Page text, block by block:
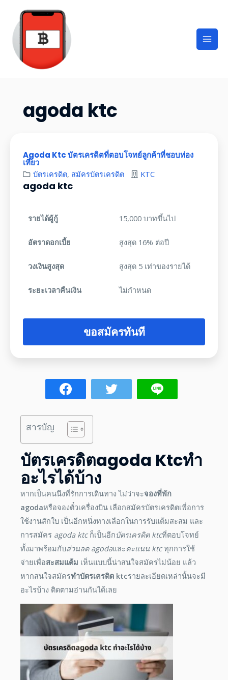
agoda ktc
Agoda Ktc บัตรเครดิตที่ตอบโจทย์ลูกค้าที่ชอบท่อง
เที่ยว
บัตรเครดิต, สมัครบัตรเครดิต KTC
agoda ktc
รายได้ผู้กู้ 15,000 บาทขึ้นไป
อัตราดอกเบี้ย สูงสุด 16% ต่อปี
วงเงินสูงสุด สูงสุด 5 เท่าของรายได้
ระยะเวลาคืนเงิน ไม่กำหนด
ขอสมัครทันที
สารบัญ
บัตรเครดิตAgoda Ktcทำ
อะไรได้บ้าง
หากเป็นคนนึงที่รักการเดินทาง ไม่ว่าจะจองที่พัก
agodaหรือจองตั๋วเครื่องบิน เลือกสมัครบัตรเครดิตเพื่อการ
ใช้งานสักใบ เป็นอีกหนึ่งทางเลือกในการรับแต้มสะสม และ
การสมัคร agoda ktc ก็เป็นอีกบัตรเครดิต ktcที่ตอบโจทย์
ทั้งมาพร้อมกับส่วนลด agodaและคะแนน ktcทุกการใช้
จ่ายเพื่อสะสมแต้ม เห็นแบบนี้น่าสนใจสมัครไม่น้อย แล้ว
หากสนใจสมัครทําบัตรเครดิต ktcรายละเอียดเหล่านั้นจะมี
อะไรบ้าง ติดตามอ่านกันได้เลย